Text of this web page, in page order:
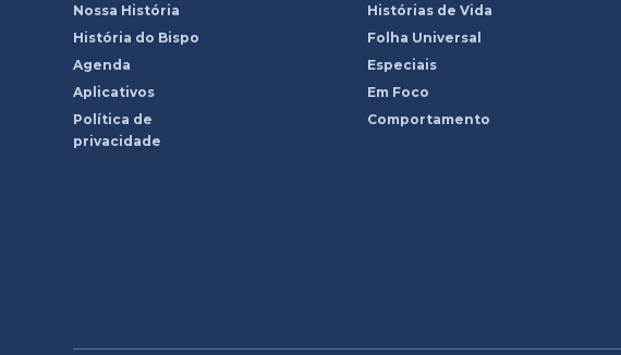
Nossa História
História do Bispo
Agenda
Aplicativos
Política de
privacidade
Histórias de Vida
Folha Universal
Especiais
Em Foco
Comportamento